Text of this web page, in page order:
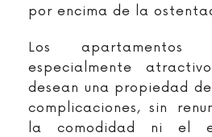
por encima de la
Los apartamentos
especialmente
desean una propiedad
complicaciones, sin
la comodidad ni el